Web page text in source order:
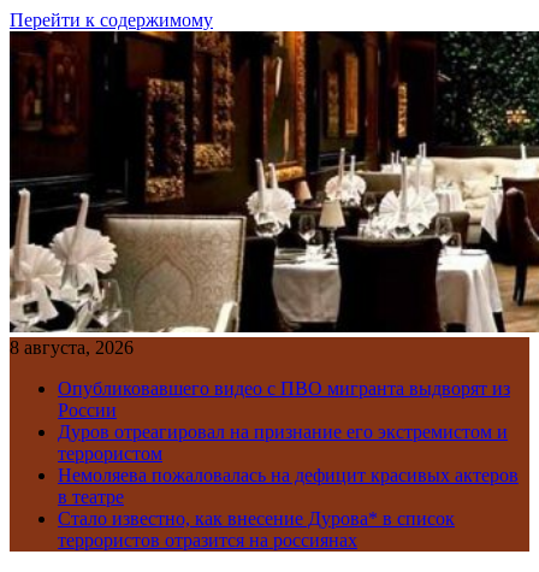
Перейти к содержимому
8 августа, 2026
Опубликовавшего видео с ПВО мигранта выдворят из
России
Дуров отреагировал на признание его экстремистом и
террористом
Немоляева пожаловалась на дефицит красивых актеров
в театре
Стало известно, как внесение Дурова* в список
террористов отразится на россиянах